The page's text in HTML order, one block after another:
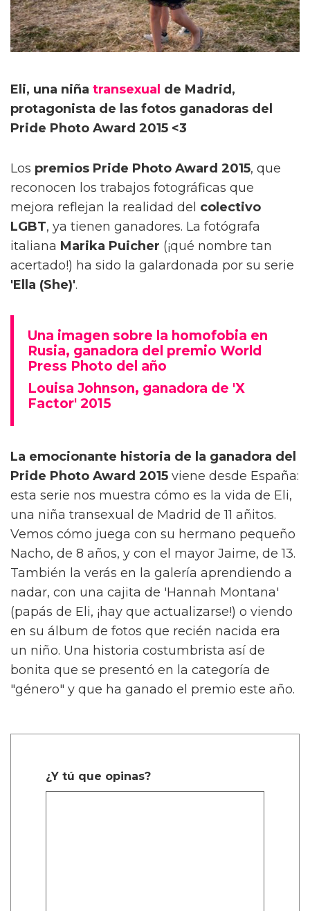
Eli, una niña transexual de Madrid,
protagonista de las fotos ganadoras del
Pride Photo Award 2015 <3
Los premios Pride Photo Award 2015, que
reconocen los trabajos fotográficas que
mejora reflejan la realidad del colectivo
LGBT, ya tienen ganadores. La fotógrafa
italiana Marika Puicher (¡qué nombre tan
acertado!) ha sido la galardonada por su serie
'Ella (She)'.
Una imagen sobre la homofobia en
Rusia, ganadora del premio World
Press Photo del año
Louisa Johnson, ganadora de 'X
Factor' 2015
La emocionante historia de la ganadora del
Pride Photo Award 2015 viene desde España:
esta serie nos muestra cómo es la vida de Eli,
una niña transexual de Madrid de 11 añitos.
Vemos cómo juega con su hermano pequeño
Nacho, de 8 años, y con el mayor Jaime, de 13.
También la verás en la galería aprendiendo a
nadar, con una cajita de 'Hannah Montana'
(papás de Eli, ¡hay que actualizarse!) o viendo
en su álbum de fotos que recién nacida era
un niño. Una historia costumbrista así de
bonita que se presentó en la categoría de
"género" y que ha ganado el premio este año.
¿Y tú que opinas?